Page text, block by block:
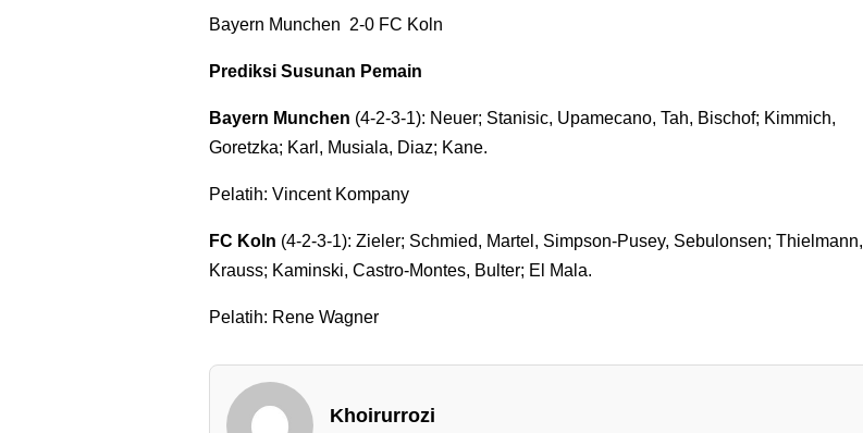
Bayern Munchen 2-0 FC Koln
Prediksi Susunan Pemain
Bayern Munchen (4-2-3-1): Neuer; Stanisic, Upamecano, Tah, Bischof; Kimmich,
Goretzka; Karl, Musiala, Diaz; Kane.
Pelatih: Vincent Kompany
FC Koln (4-2-3-1): Zieler; Schmied, Martel, Simpson-Pusey, Sebulonsen; Thielmann,
Krauss; Kaminski, Castro-Montes, Bulter; El Mala.
Pelatih: Rene Wagner
Khoirurrozi